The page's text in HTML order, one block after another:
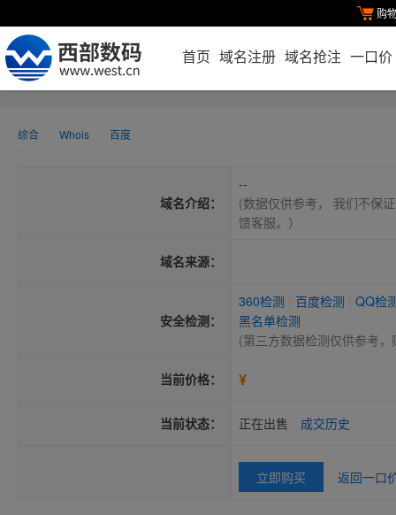
购
首页 域名注册 域名抢注 一口价
综合 Whois 百度
域名介绍：
--
(数据仅供参考， 我们不保
馈客服。）
域名来源：
安全检测：
360检测 百度检测
QQ检
黑名单检测
(第三方数据检测仅供参考
当前价格： ¥
当前状态： 正在出售 成交历史
立即购买 返回一口